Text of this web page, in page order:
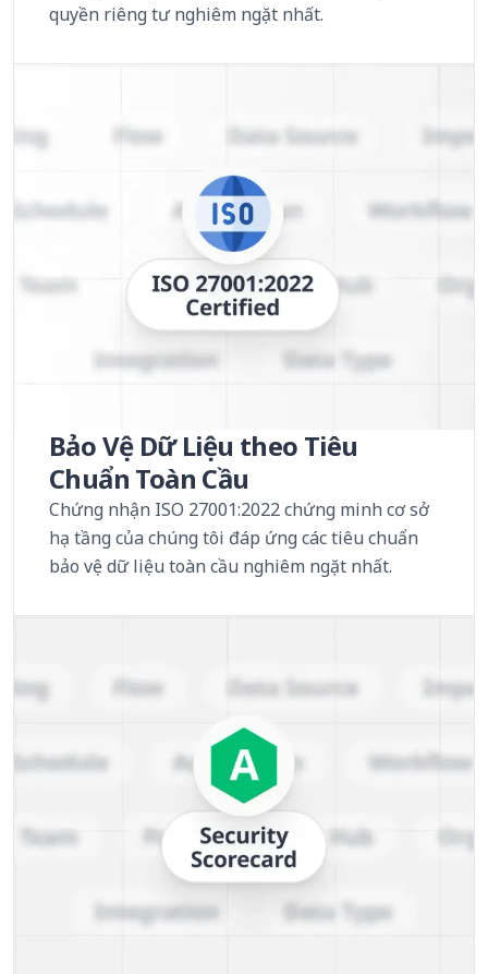
quyền riêng tư nghiêm ngặt nhất.
Bảo Vệ Dữ Liệu theo Tiêu
Chuẩn Toàn Cầu
Chứng nhận ISO 27001:2022 chứng minh cơ sở
hạ tầng của chúng tôi đáp ứng các tiêu chuẩn
bảo vệ dữ liệu toàn cầu nghiêm ngặt nhất.